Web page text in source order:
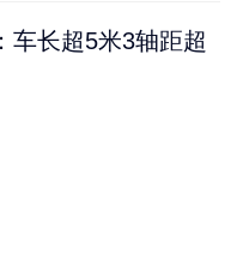
车长超5米3轴距超